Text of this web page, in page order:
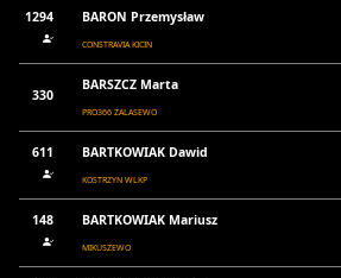
1294 BARON Przemysław
CONSTRAVIA KICIN
330
BARSZCZ Marta
PRO366 ZALASEWO
611 BARTKOWIAK Dawid
KOSTRZYN WLKP
148 BARTKOWIAK Mariusz
MIKUSZEWO